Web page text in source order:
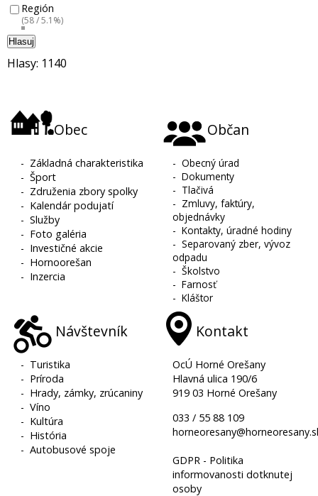
Región
(58 / 5.1%)
Hlasuj
Hlasy: 1140
Obec
- Základná charakteristika
-Šport
- Združenia zbory spolky
- Kalendár podujatí
-Služby
- Foto galéria
- Investičné akcie
- Hornoorešan
- Inzercia
Občan
-Obecný úrad
-Dokumenty
- Tlačivá
- Zmluvy, faktúry,
objednávky
-Kontakty, úradné hodiny
-Separovaný zber, vývoz
odpadu
-Školstvo
-Farnosť
-Kláštor
Návštevník
- Turistika
- Príroda
- Hrady, zámky, zrúcaniny
-Víno
- Kultúra
- História
-Autobusové spoje
Kontakt
OcÚ Horné Orešany
Hlavná ulica 190/6
919 03 Horné Orešany
033 / 55 88 109
GDPR - Politika
informovanosti dotknutej
osoby